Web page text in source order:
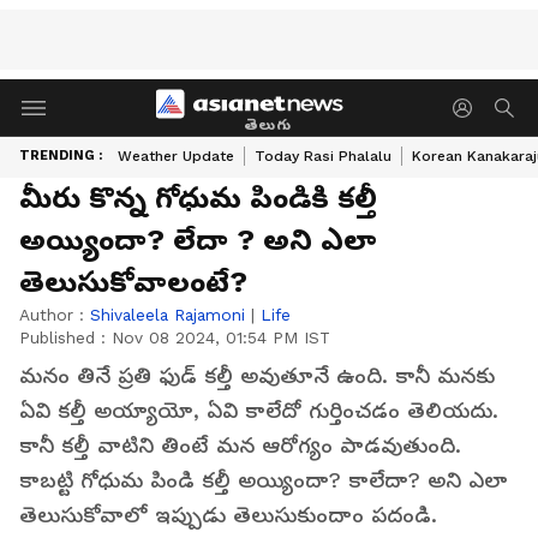
తెలుగు
TRENDING : Weather Update Today Rasi Phalalu Korean
మీరు కొన్న గోధుమ పిండికి కల్తీ
అయ్యిందా? లేదా ? అని ఎలా
తెలుసుకోవాలంటే?
Author : Shivaleela Rajamoni | Life
Published : Nov 08 2024, 01:54 PM IST
మనం తినే ప్రతి ఫుడ్ కల్తీ అవుతూనే ఉంది. కానీ మనకు
ఏవి కల్తీ అయ్యాయో, ఏవి కాలేదో గుర్తించడం తెలియదు.
కానీ కల్తీ వాటిని తింటే మన ఆరోగ్యం పాడవుతుంది.
కాబట్టి గోధుమ పిండి కల్తీ అయ్యిందా? కాలేదా? అని ఎలా
తెలుసుకోవాలో ఇప్పుడు తెలుసుకుందాం పదండి.